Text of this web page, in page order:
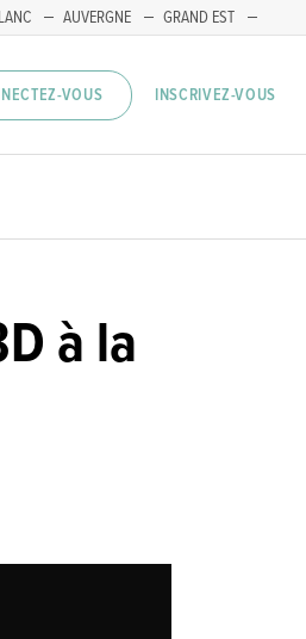
AUVERGNE
GRAND EST
VOUS INSCRIVEZ-VOUS
à la